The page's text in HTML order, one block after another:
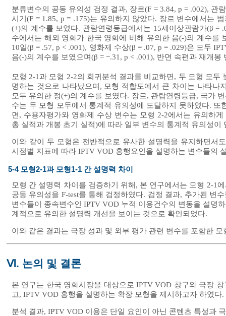
분류변수의 공동 유의성 검정 결과, 장르(F = 3.84, p = .002), 관
시기(F = 1.85, p = .175)는 유의하지 않았다. 장르 변수에서는
(+)의 계수를 보였다. 관람연령등급에서는 15세이상관람가(β =
수에서는 해외 영화가 한국 영화에 비해 유의한 음(-)의 계수를
10일(β = .57, p < .001), 영화제 수상(β = .07, p = .029)은 모두
음(-)의 계수를 보였으며(β = −.31, p < .001), 반면 속편과 재개
모형 2-1과 모형 2-2의 회귀분석 결과를 비교하면, 두 모형 모두
명하는 것으로 나타났으며, 모형 적합도에서 큰 차이는 나타
모두 유의한 정(+)의 계수를 보였다. 장르, 관람연령등급, 국가
수는 두 모형 모두에서 통계적 유의성에 도달하지 못하였다.
면, 수용자평가와 영화제 수상 변수는 모형 2-2에서는 유의하
총 실적과 개봉 초기 실적)에 따라 일부 변수의 통계적 유의성이
이와 같이 두 모형은 전반적으로 유사한 설명력을 유지하면서
시점별 지표에 따라 IPTV VOD 흥행요인을 설명하는 변수들의
5-4 모형2-1과 모형1-1 간 설명력 차이
모형 간 설명력 차이를 검증하기 위해, 본 연구에서는 모형 2-1
공동 유의성을 F-test를 통해 검정하였다. 검정 결과, 추가된 변
변수들이 종속변수인 IPTV VOD 누적 이용건수의 변동을 설명
계적으로 유의한 설명력 개선을 보이는 것으로 확인되었다.
이와 같은 결과는 극장 성과 및 외부 평가 관련 변수를 포함한
Ⅵ. 논의 및 결론
본 연구는 한국 영화시장을 대상으로 IPTV VOD 창구와 극장
고, IPTV VOD 흥행을 설명하는 확장 모형을 제시하고자 하였다.
분석 결과, IPTV VOD 이용은 단일 요인이 아닌 콘텐츠 특성과